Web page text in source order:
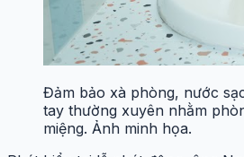
Đảm bảo xà phòng, nước
tay thường xuyên nhằm
miệng. Ảnh minh họa.